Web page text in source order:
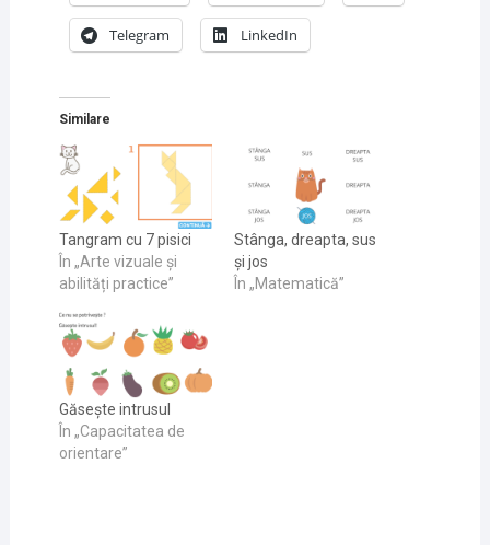
Telegram LinkedIn
Similare
Tangram cu 7 pisici
În „Arte vizuale și
abilități practice”
Stânga, dreapta, sus
și jos
În „Matematică”
Găsește intrusul
În „Capacitatea de
orientare”